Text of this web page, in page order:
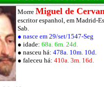
Morre Miguel de
escritor espanhol, em Madrid-
Sab.
● nasce em 29/set/1547-Seg
● idade: 68a. 6m. 24d.
● nasceu há: 478a. 10m. 10d.
● faleceu há: 410a. 3m. 16d.